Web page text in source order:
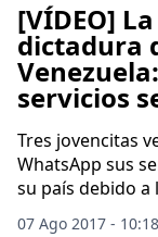
[VÍDEO]
dictadura
servicios
Tres jovencitas
WhatsApp sus
su país debido a
07 Ago 2017 -